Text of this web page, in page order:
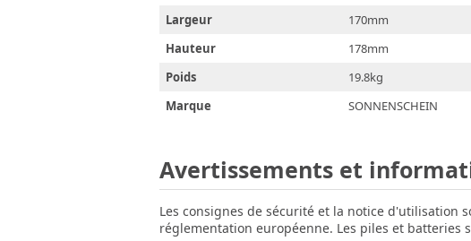
Largeur
170mm
Hauteur
178mm
Poids
19.8kg
Marque
SONNENSCHEIN
Avertissements et
Les consignes de sécurité et la notice d'utilisation
réglementation européenne. Les piles et batteries